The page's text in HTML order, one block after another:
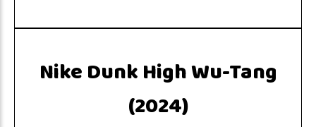
Nike Dunk High Wu-Tang
(2024)